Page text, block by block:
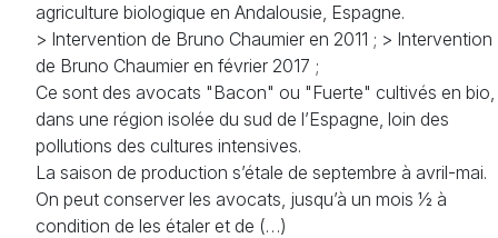
agriculture biologique en Andalousie, Espagne.
> Intervention de Bruno Chaumier en 2011 ; > Intervention
de Bruno Chaumier en février 2017 ;
Ce sont des avocats "Bacon" ou "Fuerte" cultivés en bio,
dans une région isolée du sud de l’Espagne, loin des
pollutions des cultures intensives.
La saison de production s’étale de septembre à avril-mai.
On peut conserver les avocats, jusqu’à un mois ½ à
condition de les étaler et de (…)